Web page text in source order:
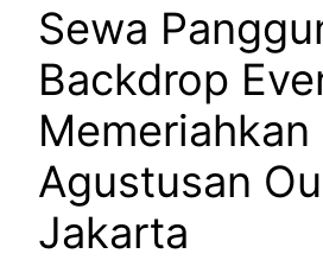
Sewa
Backdrop
Memeriahkan
Agustusan
Jakarta